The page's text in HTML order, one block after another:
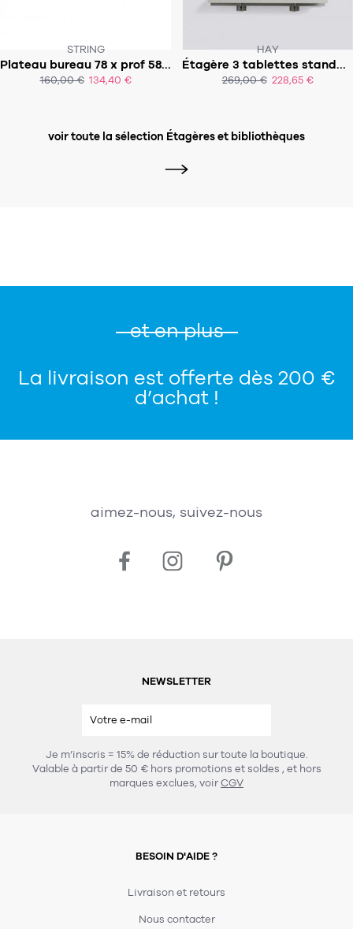
STRING
Plateau bureau 78 x prof 58 cm - Système STRING
160,00 € 134,40 €
CE PRODUIT N'EST PLUS EN STOCK
:-(
ACHAT EXPRESS
HAY
Étagère 3 tablettes standard issue 90 cm
269,00 € 228,65 €
SOUS 3-4 SEMAINES ...
ACHAT EXPRESS
voir toute la sélection Étagères et bibliothèques
et en plus
La livraison est offerte dès 200 €
d’achat !
aimez-nous, suivez-nous
NEWSLETTER
Je m’inscris = 15% de réduction sur toute la boutique.
Valable à partir de 50 € hors promotions et soldes , et hors
marques exclues, voirCGV
BESOIN D'AIDE ?
Livraison et retours
Nous contacter